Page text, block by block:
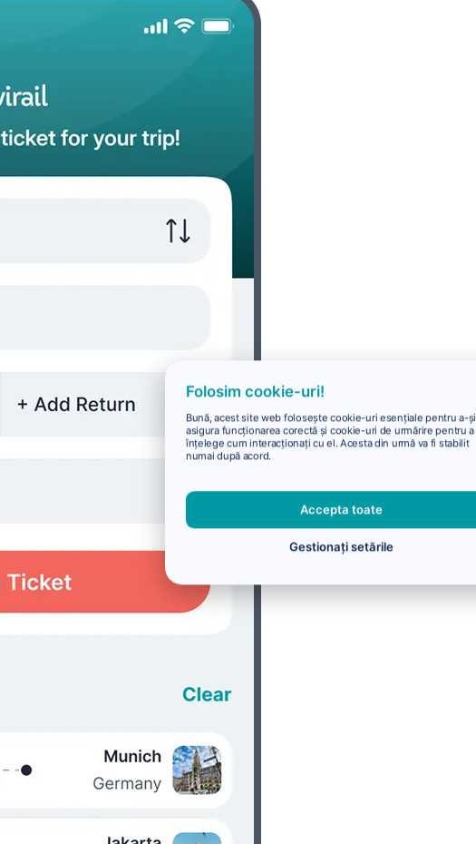
Folosim cookie-uri!
Bună, acest site web folosește cookie-uri esențiale pentru a-și
asigura funcționarea corectă și cookie-uri de urmărire pentru a
înțelege cum interacționați cu el. Acesta din urmă va fi stabilit
numai după acord.
Accepta toate
Gestionați setările